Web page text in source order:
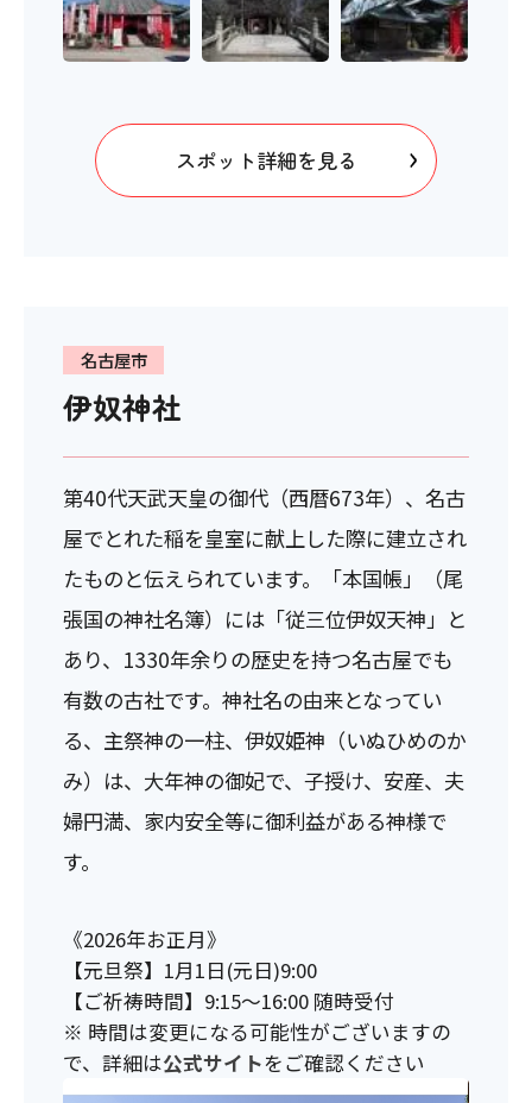
スポット詳細を見る
名古屋市
伊奴神社
第40代天武天皇の御代（西暦673年）、名古
屋でとれた稲を皇室に献上した際に建立され
たものと伝えられています。「本国帳」（尾
張国の神社名簿）には「従三位伊奴天神」と
あり、1330年余りの歴史を持つ名古屋でも
有数の古社です。神社名の由来となってい
る、主祭神の一柱、伊奴姫神（いぬひめのか
み）は、大年神の御妃で、子授け、安産、夫
婦円満、家内安全等に御利益がある神様で
す。
《2026年お正月》
【元旦祭】1月1日(元日)9:00
【ご祈祷時間】9:15～16:00 随時受付
※ 時間は変更になる可能性がございますの
で、詳細は公式サイトをご確認ください